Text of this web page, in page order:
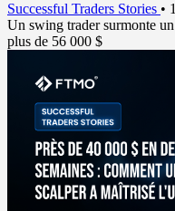
Successful Traders Stories •
Un swing trader surmonte
plus de 56 000 $